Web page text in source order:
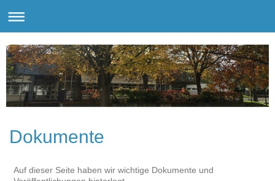
Dokumente
Auf dieser Seite haben wir wichtige Dokumente und